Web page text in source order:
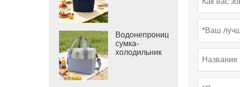
верхом
Водонепроницаемая
сумка-
холодильник